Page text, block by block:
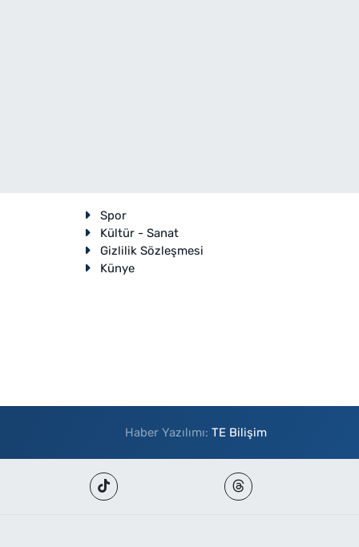
Spor
Kültür - Sanat
Gizlilik Sözleşmesi
Künye
Haber Yazılımı:TE Bilişim